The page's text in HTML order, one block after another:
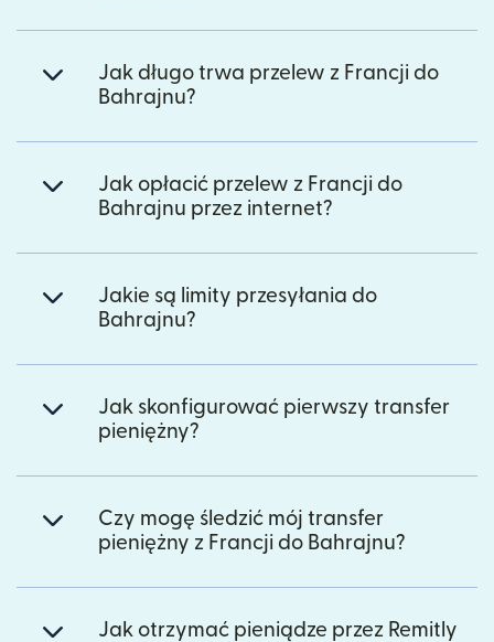
Jak długo trwa przelew z Francji do
Bahrajnu?
Jak opłacić przelew z Francji do
Bahrajnu przez internet?
Jakie są limity przesyłania do
Bahrajnu?
Jak skonfigurować pierwszy transfer
pieniężny?
Czy mogę śledzić mój transfer
pieniężny z Francji do Bahrajnu?
Jak otrzymać pieniądze przez Remitly